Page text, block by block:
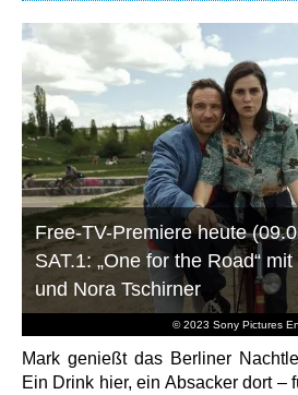
© 2023 Sony Pictures
Free-TV-Premiere heute
SAT.1: „One for the Road“
und Nora Tschirner
Mark genießt das Berliner
Ein Drink hier, ein Absacker dort –